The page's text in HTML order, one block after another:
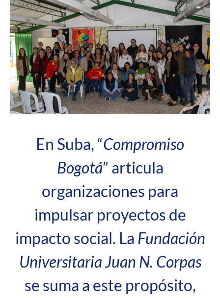
En Suba, “Compromiso
Bogotá” articula
organizaciones para
impulsar proyectos de
impacto social. La Fundación
Universitaria Juan N. Corpas
se suma a este propósito,